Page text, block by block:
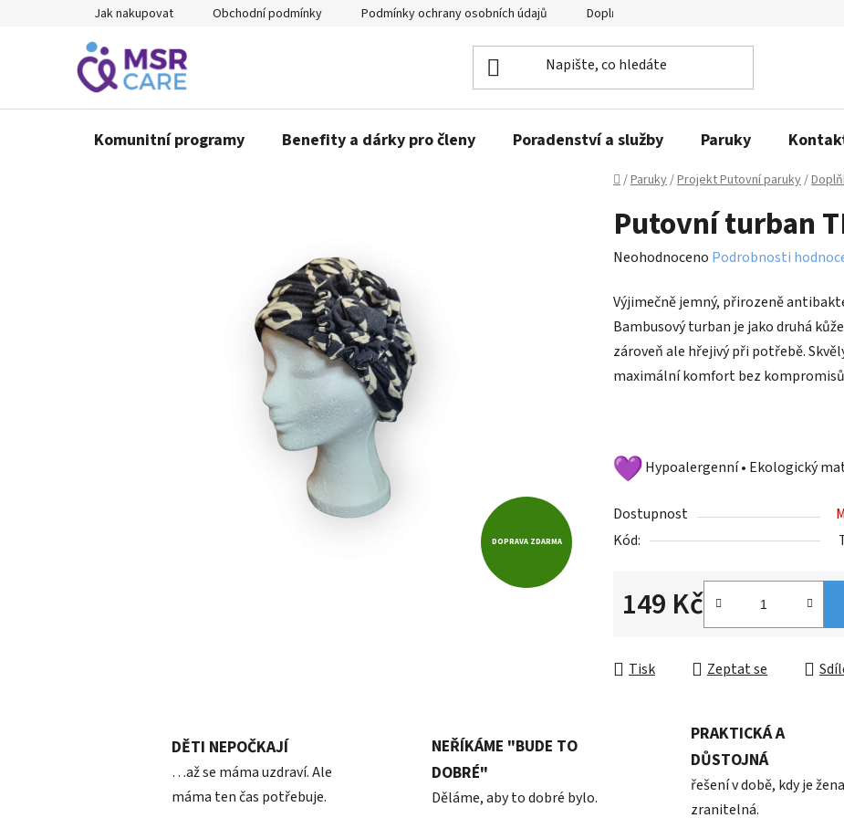
Jak nakupovat Obchodní podmínky Podmínky ochrany osobních údajů Doplňující informace
Komunitní programy Benefity a dárky pro členy Poradenství a služby Paruky
Domů
/Paruky/Projekt Putovní paruky/
Putovní turban
Průměrné
produktu
je
0,0
z
Neohodnoceno Podrobnosti
Výjimečně jemný, přirozeně
Bambusový turban je jako druhá
zároveň ale hřejivý při potřebě.
maximální komfort bez
Hypoalergenní • Ekologický
Dostupnost
Kód:
149 Kč
Tisk Zeptat se
DOPRAVA ZDARMA
DĚTI NEPOČKAJÍ
…až se máma uzdraví. Ale
máma ten čas potřebuje.
NEŘÍKÁME "BUDE TO
DOBRÉ"
Děláme, aby to dobré bylo.
PRAKTICKÁ A
DŮSTOJNÁ
řešení v době, kdy je žena
zranitelná.